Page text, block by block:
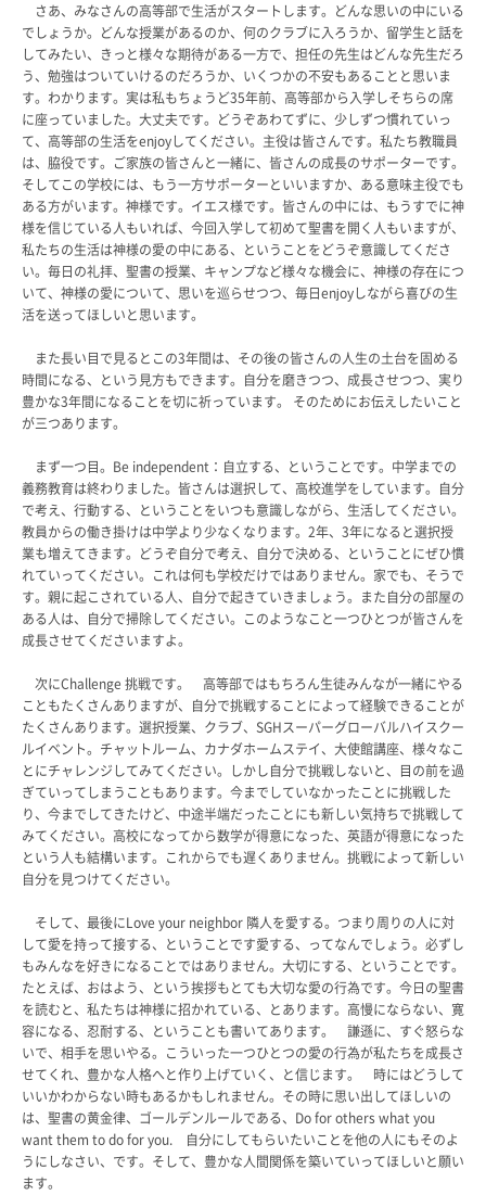
入試・入学案内
入試日程・出願資格
入試要項・出願書類
学校説明会
公開行事の紹介
入学金・学費
入試結果
入学試験問題
海外に住む中学生の方へ
スクールガイド
上級学校訪問
志願者速報
合格者発表
よくあるご質問
総合案内
ニュース・トピックス一覧
お問い合わせ
キャンパスマップ
アクセスマップ
緊急・災害時の対応
同窓会
ENGLISHページ
個人情報保護への取り組み
このサイトについて
採用情報
地の塩、世の光（スクール・モットー）
さあ、みなさんの高等部で生活がスタートします。どんな思いの中にいる
でしょうか。どんな授業があるのか、何のクラブに入ろうか、留学生と話を
してみたい、きっと様々な期待がある一方で、担任の先生はどんな先生だろ
う、勉強はついていけるのだろうか、いくつかの不安もあることと思いま
す。わかります。実は私もちょうど35年前、高等部から入学しそちらの席
に座っていました。大丈夫です。どうぞあわてずに、少しずつ慣れていっ
て、高等部の生活をenjoyしてください。主役は皆さんです。私たち教職員
は、脇役です。ご家族の皆さんと一緒に、皆さんの成長のサポーターです。
そしてこの学校には、もう一方サポーターといいますか、ある意味主役でも
ある方がいます。神様です。イエス様です。皆さんの中には、もうすでに神
様を信じている人もいれば、今回入学して初めて聖書を開く人もいますが、
私たちの生活は神様の愛の中にある、ということをどうぞ意識してくださ
い。毎日の礼拝、聖書の授業、キャンプなど様々な機会に、神様の存在につ
いて、神様の愛について、思いを巡らせつつ、毎日enjoyしながら喜びの生
活を送ってほしいと思います。
また長い目で見るとこの3年間は、その後の皆さんの人生の土台を固める
時間になる、という見方もできます。自分を磨きつつ、成長させつつ、実り
豊かな3年間になることを切に祈っています。 そのためにお伝えしたいこと
が三つあります。
まず一つ目。Be independent：自立する、ということです。中学までの
義務教育は終わりました。皆さんは選択して、高校進学をしています。自分
で考え、行動する、ということをいつも意識しながら、生活してください。
教員からの働き掛けは中学より少なくなります。2年、3年になると選択授
業も増えてきます。どうぞ自分で考え、自分で決める、ということにぜひ慣
れていってください。これは何も学校だけではありません。家でも、そうで
す。親に起こされている人、自分で起きていきましょう。また自分の部屋の
ある人は、自分で掃除してください。このようなこと一つひとつが皆さんを
成長させてくださいますよ。
次にChallenge 挑戦です。 高等部ではもちろん生徒みんなが一緒にやる
こともたくさんありますが、自分で挑戦することによって経験できることが
たくさんあります。選択授業、クラブ、SGHスーパーグローバルハイスクー
ルイベント。チャットルーム、カナダホームステイ、大使館講座、様々なこ
とにチャレンジしてみてください。しかし自分で挑戦しないと、目の前を過
ぎていってしまうこともあります。今までしていなかったことに挑戦した
り、今までしてきたけど、中途半端だったことにも新しい気持ちで挑戦して
みてください。高校になってから数学が得意になった、英語が得意になった
という人も結構います。これからでも遅くありません。挑戦によって新しい
自分を見つけてください。
そして、最後にLove your neighbor 隣人を愛する。つまり周りの人に対
して愛を持って接する、ということです愛する、ってなんでしょう。必ずし
もみんなを好きになることではありません。大切にする、ということです。
たとえば、おはよう、という挨拶もとても大切な愛の行為です。今日の聖書
を読むと、私たちは神様に招かれている、とあります。高慢にならない、寛
容になる、忍耐する、ということも書いてあります。 謙遜に、すぐ怒らな
いで、相手を思いやる。こういった一つひとつの愛の行為が私たちを成長さ
せてくれ、豊かな人格へと作り上げていく、と信じます。 時にはどうして
いいかわからない時もあるかもしれません。その時に思い出してほしいの
は、聖書の黄金律、ゴールデンルールである、Do for others what you
want them to do for you. 自分にしてもらいたいことを他の人にもそのよ
うにしなさい、です。そして、豊かな人間関係を築いていってほしいと願い
ます。